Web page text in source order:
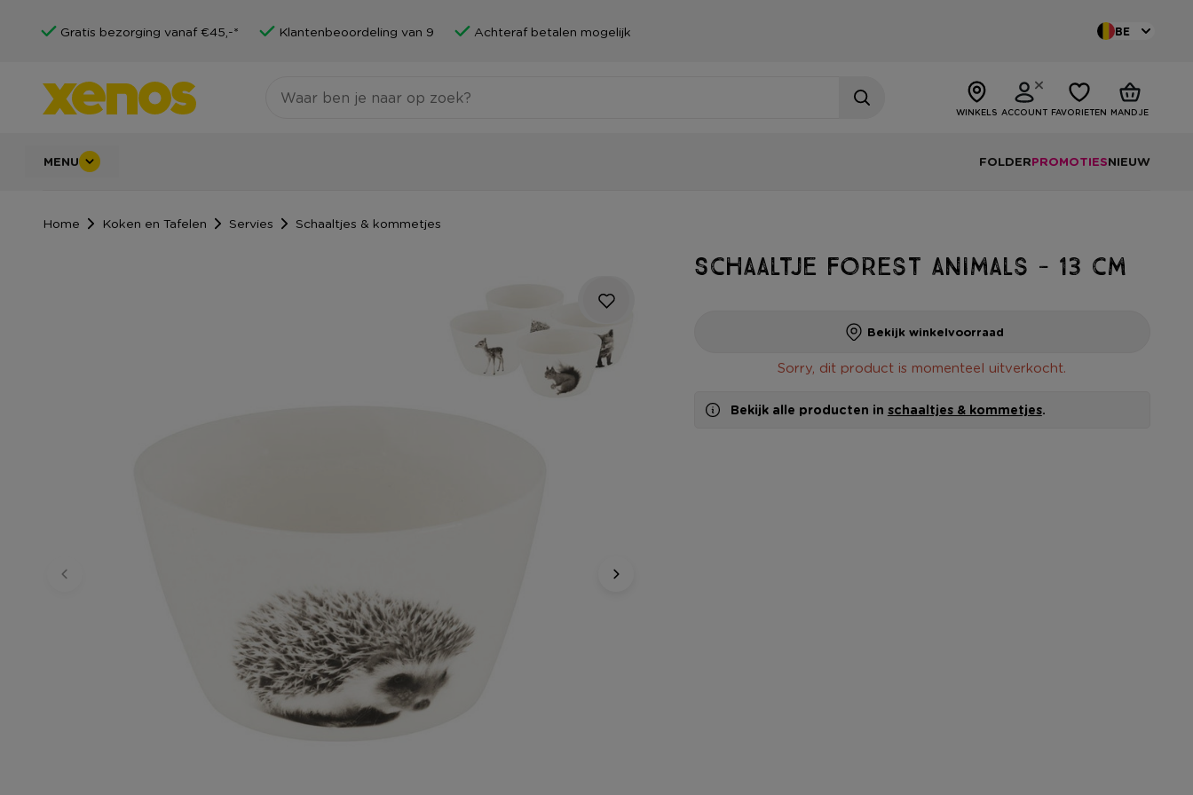
Gratis bezorging vanaf €45,-* Klantenbeoordeling van 9 Achteraf betalen mogelijk BE
WINKELS ACCOUNT FAVORIETEN MANDJE
MENU FOLDERPROMOTIESNIEUW
Home Koken en Tafelen Servies Schaaltjes & kommetjes
Schaaltje forest animals - 13 cm
Bekijk winkelvoorraad
Sorry, dit product is momenteel uitverkocht.
Bekijk alle producten in schaaltjes & kommetjes.